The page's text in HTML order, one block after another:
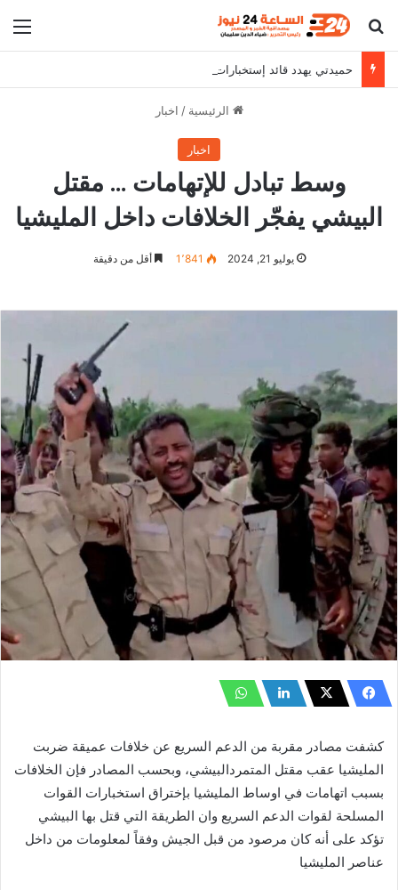
بحث عن
حميدتي يهدد قائد إستخبارات المليشيا
الرئيسية / اخبار
اخبار
وسط تبادل للإتهامات … مقتل
البيشي يفجّر الخلافات داخل المليشيا
يوليو 21, 2024 1٬841 أقل من دقيقة
كشفت مصادر مقربة من الدعم السريع عن خلافات عميقة ضربت
المليشيا عقب مقتل المتمردالبيشي، وبحسب المصادر فإن الخلافات
بسبب اتهامات في اوساط المليشيا بإختراق استخبارات القوات
المسلحة لقوات الدعم السريع وان الطريقة التي قتل بها البيشي
تؤكد على أنه كان مرصود من قبل الجيش وفقاً لمعلومات من داخل
عناصر المليشيا